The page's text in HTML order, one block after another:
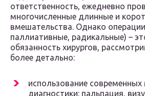
ответственность, ежедневно
многочисленные длинные и
вмешательства. Однако
паллиативные, радикальные) –
обязанность хирургов,
более детально:
использование
диагностики: пальпация,